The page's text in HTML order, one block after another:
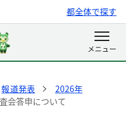
都全体で探す
報道発表
2026年
会答申について